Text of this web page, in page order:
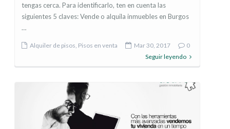
tengas cerca. Para identificarlo, ten en cuenta las
siguientes 5 claves: Vende o alquila inmuebles en Burgos
…
Alquiler de pisos Pisos en venta Mar 30, 2017
0
Seguir leyendo